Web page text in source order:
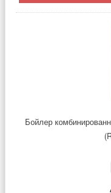
Бойлер